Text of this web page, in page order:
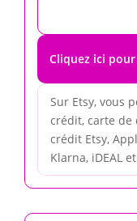
Cliquez ici
Sur Etsy, vous
crédit, carte de
crédit Etsy,
Klarna, iDEAL